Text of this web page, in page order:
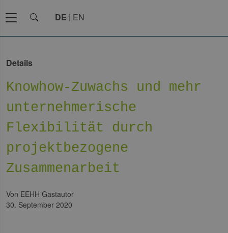
DE EN
Details
Knowhow-Zuwachs und mehr
unternehmerische
Flexibilität durch
projektbezogene
Zusammenarbeit
von EEHH Gastautor
30. September 2020